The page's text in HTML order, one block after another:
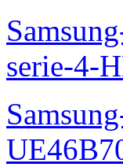
serie-4-